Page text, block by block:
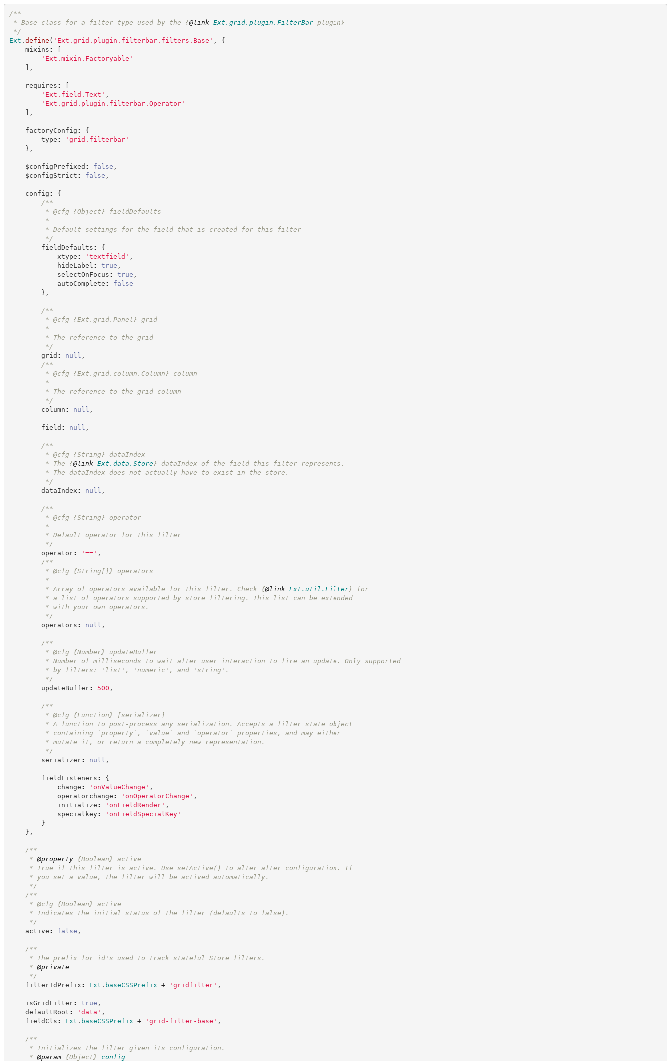
/**
* Base class for a filter type used by the {@link Ext.grid.plugin.FilterBar plugin}
*/
Ext . define ( ' Ext.grid.plugin.filterbar.filters.Base ' ,
{
mixins :
[
' Ext.mixin.Factoryable '
] ,
requires :
[
' Ext.field.Text ' ,
' Ext.grid.plugin.filterbar.Operator'
] ,
factoryConfig :
{
type : ' grid.filterbar'
} ,
$configPrefixed : false ,
$configStrict : false ,
config :
{
/**
* @cfg {Object}
fieldDefaults
*
* Default settings for the field that is created for this filter
*/
fieldDefaults :
{
xtype : ' textfield ' ,
hideLabel : true ,
selectOnFocus : true ,
autoComplete :
false
} ,
/**
* @cfg {Ext.grid.Panel}
grid
*
* The reference to the grid
*/
grid : null ,
/**
* @cfg {Ext.grid.column.Column}
column
*
* The reference to the grid column
*/
column : null ,
field : null ,
/**
* @cfg {String}
dataIndex
* The {@link Ext.data.Store} dataIndex of the field this filter represents.
* The dataIndex does not actually have to exist in the store.
*/
dataIndex : null ,
/**
* @cfg {String}
operator
*
* Default operator for this filter
*/
operator: ' ==' ,
/**
* @cfg {String[]}
operators
*
* Array of operators available for this filter. Check {@link Ext.util.Filter} for
* a list of operators supported by store filtering. This list can be extended
* with your own operators.
*/
operators : null ,
/**
* @cfg {Number}
updateBuffer
* Number of milliseconds to wait after user interaction to fire an update. Only supported
* by filters: 'list', 'numeric', and 'string'.
*/
updateBuffer: 500 ,
/**
* @cfg {Function}
[serializer]
* A function to post-process any serialization. Accepts a filter state object
* containing `property`, `value` and `operator` properties, and may either
* mutate it, or return a completely new representation.
*/
serializer: null ,
fieldListeners :
{
change : ' onValueChange ' ,
operatorchange : ' onOperatorChange ' ,
initialize : ' onFieldRender' ,
specialkey: ' onFieldSpecialKey'
}
} ,
/**
* @property {Boolean}
active
* True if this filter is active. Use setActive() to alter after configuration. If
* you set a value, the filter will be actived automatically.
*/
/**
* @cfg {Boolean}
active
* Indicates the initial status of the filter (defaults to false).
*/
active : false ,
/**
* The prefix for id's used to track stateful Store filters.
* @private
*/
filterIdPrefix : Ext . baseCSSPrefix + ' gridfilter' ,
isGridFilter: true ,
defaultRoot : ' data ' ,
fieldCls : Ext . baseCSSPrefix + ' grid-filter-base ' ,
/**
* Initializes the filter given its configuration.
* @param {Object}
config